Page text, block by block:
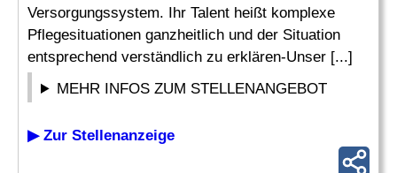
Versorgungssystem. Ihr Talent heißt komplexe
Pflegesituationen ganzheitlich und der Situation
entsprechend verständlich zu erklären-Unser [...]
MEHR INFOS ZUM STELLENANGEBOT
▶ Zur Stellenanzeige